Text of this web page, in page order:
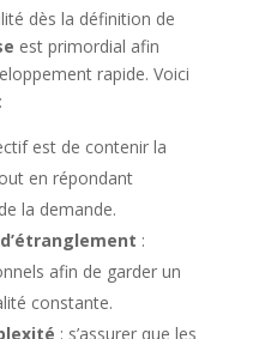
dès la définition de
est primordial afin
rapide. Voici
est de contenir la
en répondant
la demande.
:
afin de garder un
constante.
: s’assurer que les